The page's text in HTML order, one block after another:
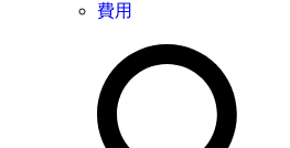
費用